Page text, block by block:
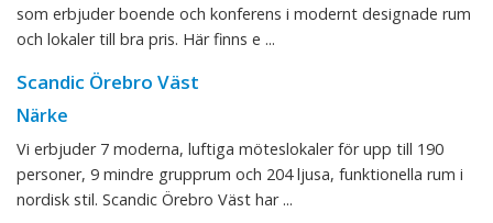
som erbjuder boende och konferens i modernt designade rum
och lokaler till bra pris. Här finns e ...
Scandic Örebro Väst
Närke
Vi erbjuder 7 moderna, luftiga möteslokaler för upp till 190
personer, 9 mindre grupprum och 204 ljusa, funktionella rum i
nordisk stil. Scandic Örebro Väst har ...